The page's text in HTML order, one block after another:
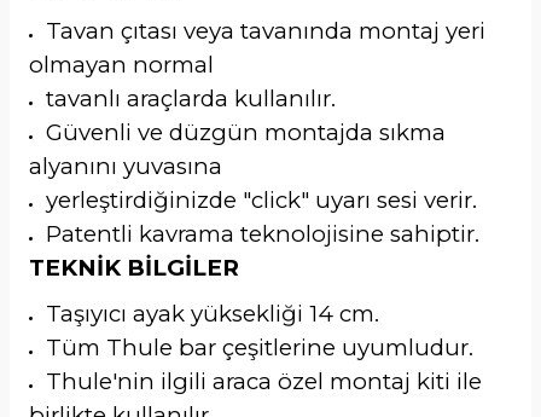
Tavan çıtası veya tavanında montaj yeri
olmayan normal
tavanlı araçlarda kullanılır.
Güvenli ve düzgün montajda sıkma
alyanını yuvasına
yerleştirdiğinizde "click" uyarı sesi verir.
Patentli kavrama teknolojisine sahiptir.
TEKNİK BİLGİLER
Taşıyıcı ayak yüksekliği 14 cm.
Tüm Thule bar çeşitlerine uyumludur.
Thule'nin ilgili araca özel montaj kiti ile